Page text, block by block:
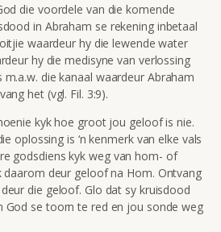
die voordele van die komende
in Abraham se rekening inbetaal
waardeur hy die lewende water
hy die medisyne van verlossing
die kanaal waardeur Abraham
het (vgl. Fil. 3:9).
kyk hoe groot jou geloof is nie.
oplossing is ‘n kenmerk van elke vals
godsdiens kyk weg van hom- of
daarom deur geloof na Hom. Ontvang
die geloof. Glo dat sy kruisdood
God se toorn te red en jou sonde weg